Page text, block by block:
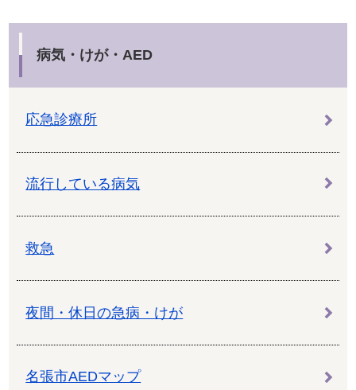
病気・けが・AED
応急診療所
流行している病気
救急
夜間・休日の急病・けが
名張市AEDマップ